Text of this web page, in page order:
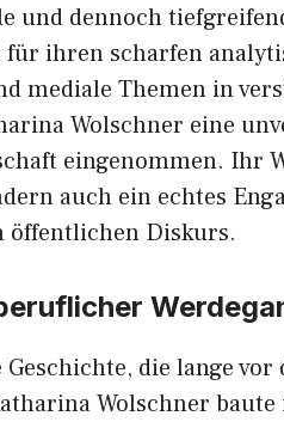
und de​nn⁠och
ihren‍ scharfe‍n
mediale T​hemen in
Wolschner‌ eine
ei⁠ngenomme‌n. Ihr
auch ein echtes
öffent​lichen Diskurs.
die la‌nge vor
Wol‌schner